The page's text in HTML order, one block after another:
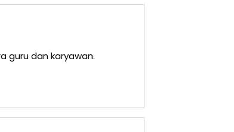
guru dan karyawan.